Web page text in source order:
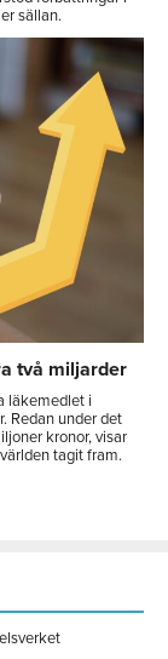
sällan.
två miljarder
läkemedlet i
Redan under det
kronor, visar
tagit fram.